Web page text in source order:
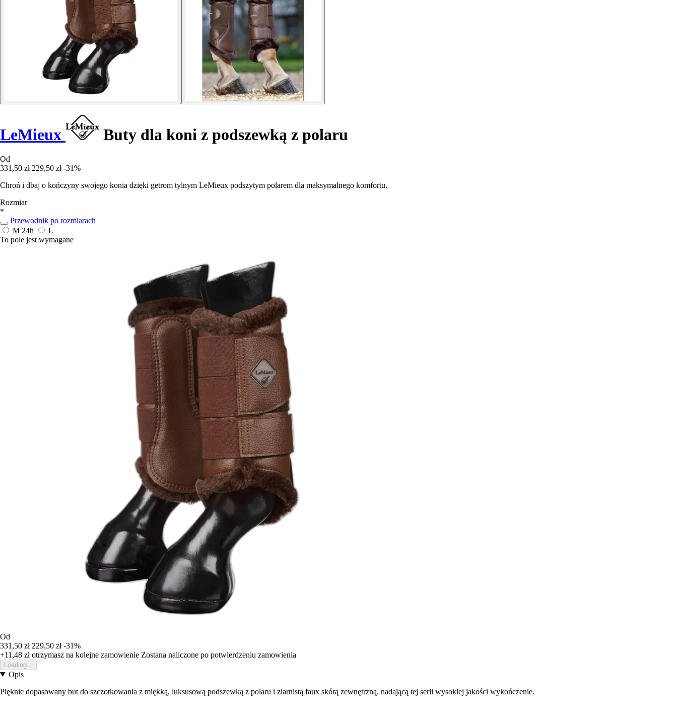
LeMieux Buty dla koni z podszewką z polaru
Od
331,50 zł 229,50 zł -31%
Chroń i dbaj o kończyny swojego konia dzięki getrom tylnym LeMieux podszytym polarem dla maksymalnego komfortu.
Rozmiar
*
Przewodnik po rozmiarach
M 24h
L
To pole jest wymagane
Od
331,50 zł 229,50 zł -31%
+11,48 złotrzymasz na kolejne zamowienie Zostana naliczone po potwierdzeniu zamowienia
Loading...
Opis
Pięknie dopasowany but do szczotkowania z miękką, luksusową podszewką z polaru i ziarnistą faux skórą zewnętrzną, nadającą tej serii wysokiej jakości wykończenie.